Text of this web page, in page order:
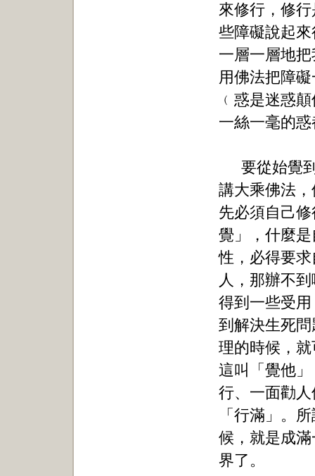
來修行，修
些障礙說起
一層一層地
用佛法把障
﹙惑是迷惑
一絲一毫的
要從始覺
講大乘佛法
先必須自己
覺」，什麼
性，必得要
人，那辦不
得到一些受
到解決生死
理的時候，
這叫「覺他
行、一面勸
「行滿」。
候，就是成
界了。